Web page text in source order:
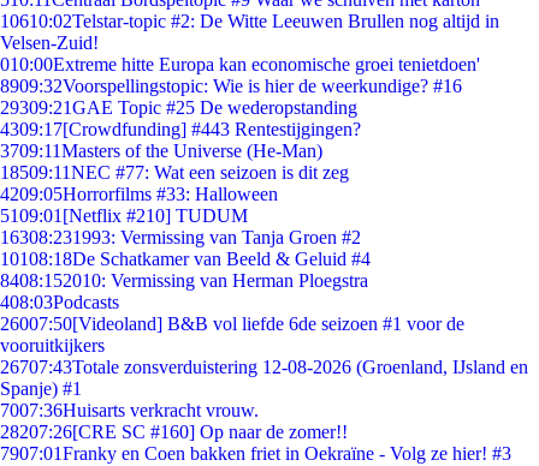
10610:02Telstar-topic #2: De Witte Leeuwen Brullen nog altijd in
Velsen-Zuid!
010:00Extreme hitte Europa kan economische groei tenietdoen'
8909:32Voorspellingstopic: Wie is hier de weerkundige? #16
29309:21GAE Topic #25 De wederopstanding
4309:17[Crowdfunding] #443 Rentestijgingen?
3709:11Masters of the Universe (He-Man)
18509:11NEC #77: Wat een seizoen is dit zeg
4209:05Horrorfilms #33: Halloween
5109:01 [Netflix #210] TUDUM
16308:231993: Vermissing van Tanja Groen #2
10108:18De Schatkamer van Beeld & Geluid #4
8408:152010: Vermissing van Herman Ploegstra
408:03Podcasts
26007:50[Videoland] B&B vol liefde 6de seizoen #1 voor de
vooruitkijkers
26707:43Totale zonsverduistering 12-08-2026 (Groenland, IJsland en
Spanje) #1
7007:36Huisarts verkracht vrouw.
28207:26[CRE SC #160] Op naar de zomer!!
7907:01Franky en Coen bakken friet in Oekraïne - Volg ze hier! #3